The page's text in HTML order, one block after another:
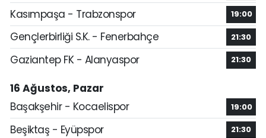
Kasımpaşa - Trabzonspor 19:00
Gençlerbirliği S.K. - Fenerbahçe 21:30
Gaziantep FK - Alanyaspor 21:30
16 Ağustos, Pazar
Başakşehir - Kocaelispor
19:00
Beşiktaş - Eyüpspor 21:30